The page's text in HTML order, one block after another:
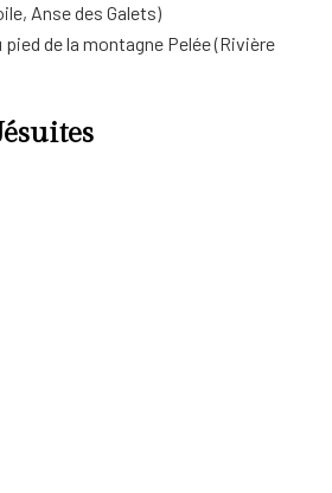
Anse des Galets)
de la montagne Pelée (Rivière